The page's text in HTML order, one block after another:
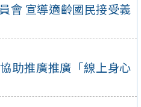
會 宣導適齡國民接受義
助推廣推廣「線上身心